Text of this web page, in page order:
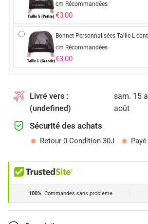
cm Récommandées
€3,00
Bonnet Personnalisées Taille L
cm Récommandées
€3,00
Livré vers :
(undefined)
sam. 15
août
Sécurité des achats
Retour 0 Condition 30J
100% Commandes sans problème